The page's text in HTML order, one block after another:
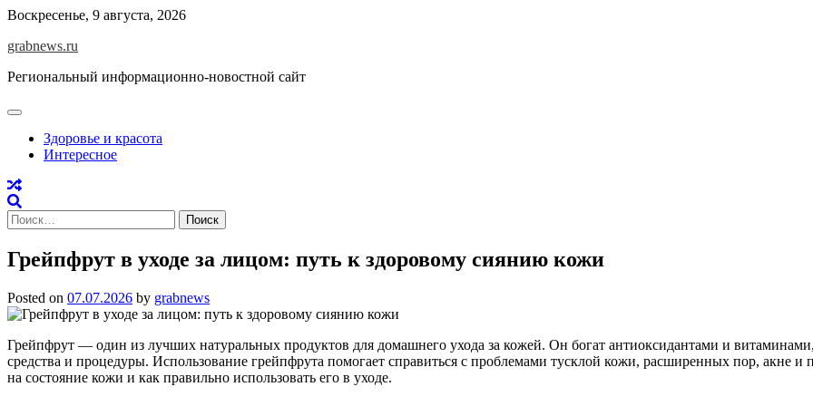
Skip
content
Воскресенье, 9 августа, 2026
grabnews.ru
Региональный информационно-новостной сайт
Здоровье и красота
Интересное
Найти:
Грейпфрут в уходе за лицом: путь к здоровому сиянию кожи
Posted on 07.07.2026 by grabnews
Грейпфрут — один из лучших натуральных продуктов для домашнего ухода за кожей. Он богат антиоксидантами и
средства и процедуры. Использование грейпфрута помогает справиться с проблемами тусклой кожи, расширенных пор, акне и
на состояние кожи и как правильно использовать его в уходе.